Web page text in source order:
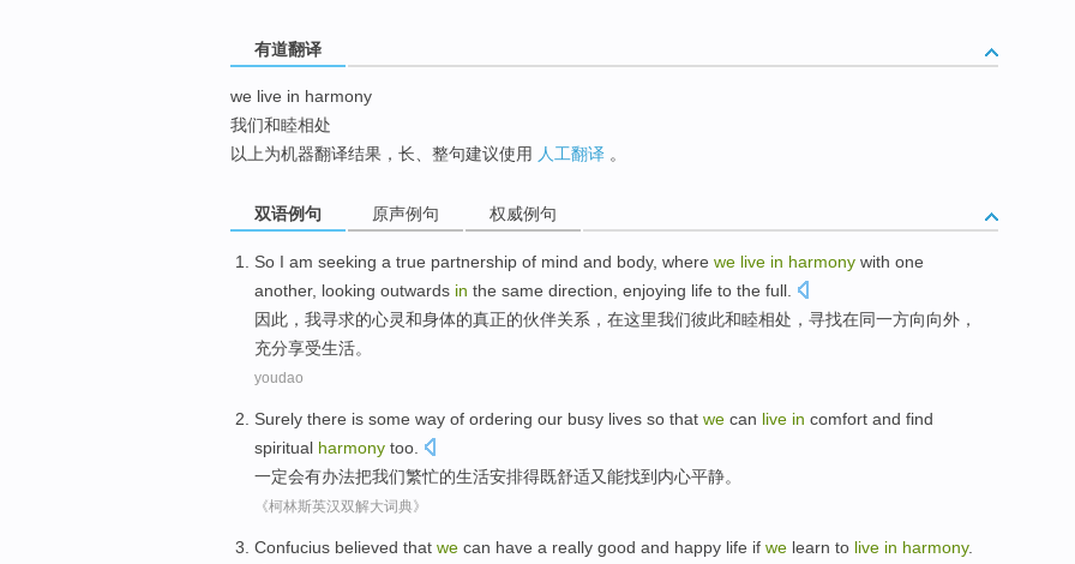
有道翻译
we live in harmony
我们和睦相处
以上为机器翻译结果，长、整句建议使用 人工翻译 。
双语例句 原声例句 权威例句
So I am seeking a true partnership of mind and body, where we live in harmony with one
another, looking outwards in the same direction enjoying life to the full
因此 ， 我寻求的心灵和身体的真正的伙伴关系 ， 在这里我们彼此和睦相处， 寻找在同一方向向外 ，
充分享受生活。
youdao
Surely there is some way of ordering our busy lives so that we can live in comfort and find
spiritual harmony too
一定会有办法把我们繁忙的生活安排得既舒适又能找到 内心平静。
《柯林斯英汉双解大词典》
Confucius believed that we can have a really good and happy life if we learn to live in harmony.